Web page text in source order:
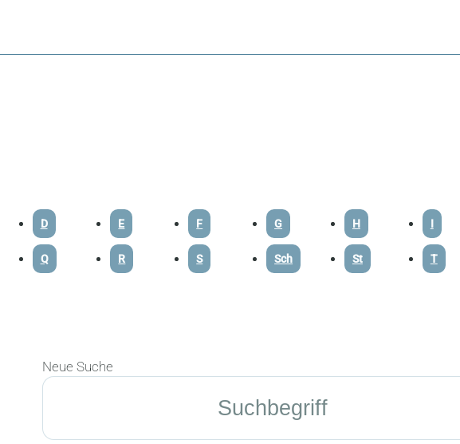
D E F G H I
Q R S Sch St T
Neue Suche
Suchen